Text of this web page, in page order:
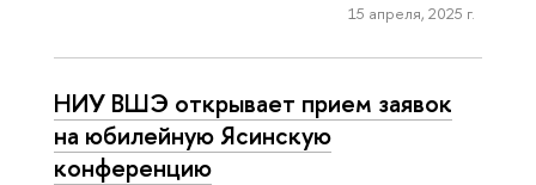
15 апреля, 2025 г.
НИУ ВШЭ открывает прием заявок
на юбилейную Ясинскую
конференцию